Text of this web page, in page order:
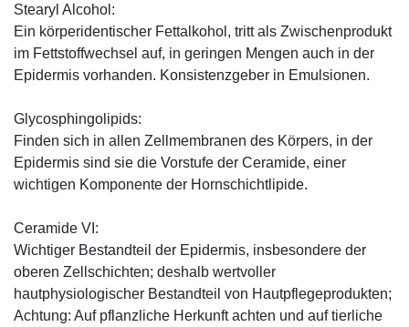
Stearyl Alcohol:
Ein körperidentischer Fettalkohol, tritt als Zwischenprodukt
im Fettstoffwechsel auf, in geringen Mengen auch in der
Epidermis vorhanden. Konsistenzgeber in Emulsionen.
Glycosphingolipids:
Finden sich in allen Zellmembranen des Körpers, in der
Epidermis sind sie die Vorstufe der Ceramide, einer
wichtigen Komponente der Hornschichtlipide.
Ceramide VI:
Wichtiger Bestandteil der Epidermis, insbesondere der
oberen Zellschichten; deshalb wertvoller
hautphysiologischer Bestandteil von Hautpflegeprodukten;
Achtung: Auf pflanzliche Herkunft achten und auf tierliche